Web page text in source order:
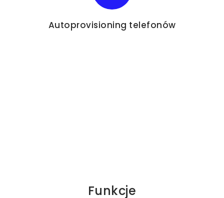
Autoprovisioning telefonów
Funkcje